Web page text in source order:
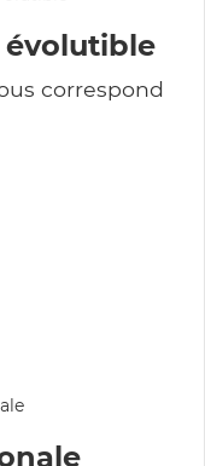
correspond